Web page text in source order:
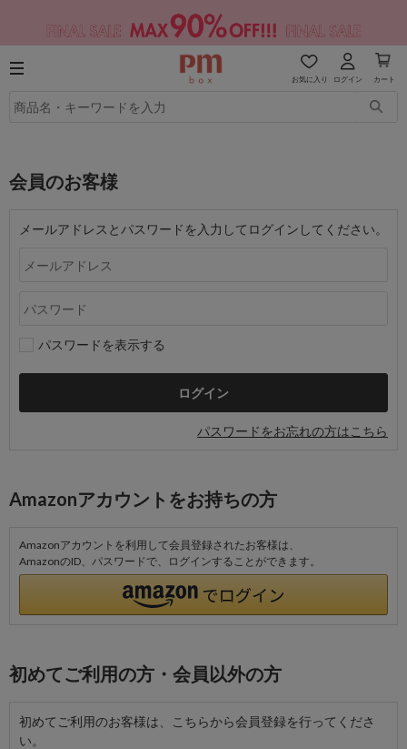
お気に入り ログイン カート
会員のお客様
メールアドレスとパスワードを入力してログインしてください。
パスワードを表示する
パスワードをお忘れの方はこちら
Amazonアカウントをお持ちの方
Amazonアカウントを利用して会員登録されたお客様は、
AmazonのID、パスワードで、ログインすることができます。
初めてご利用の方・会員以外の方
初めてご利用のお客様は、こちらから会員登録を行ってくださ
い。